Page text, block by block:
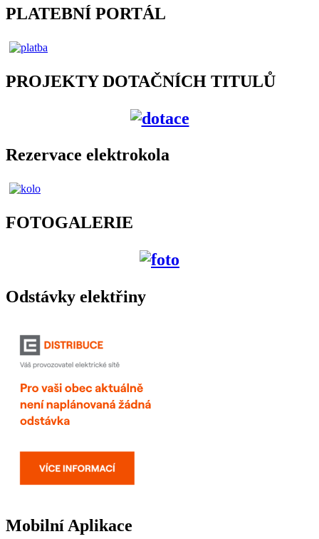
PLATEBNÍ PORTÁL
PROJEKTY DOTAČNÍCH TITULŮ
Rezervace elektrokola
FOTOGALERIE
Odstávky elektřiny
Mobilní Aplikace